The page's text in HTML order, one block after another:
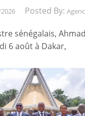
Posted By:
sénégalais,
6 août à Dakar,